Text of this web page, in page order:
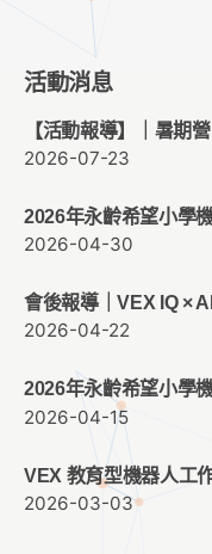
活動消息
【活動報導】｜暑期
2026-07-23
2026年永齡希望小學
2026-04-30
會後報導｜VEX IQ ×
2026-04-22
2026年永齡希望小學
2026-04-15
VEX 教育型機器人工
2026-03-03